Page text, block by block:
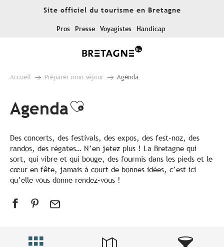
Site officiel du tourisme en Bretagne
Pros Presse Voyagistes Handicap
Accueil Préparer mon séjour Agenda
AgendaAjouter aux favoris
Des concerts, des festivals, des expos, des fest-noz, des
randos, des régates… N’en jetez plus ! La Bretagne qui
sort, qui vibre et qui bouge, des fourmis dans les pieds et le
cœur en fête, jamais à court de bonnes idées, c’est ici
qu’elle vous donne rendez-vous !